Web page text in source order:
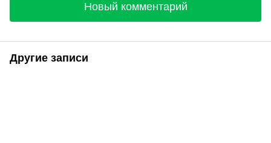
Новый комментарий
Другие записи